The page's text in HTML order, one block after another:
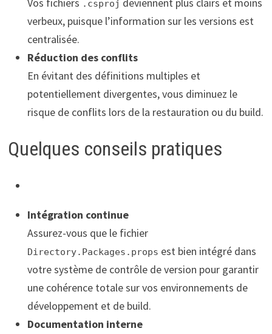
.csproj
verbeux, puisque l’information sur les versions est
centralisée.
Réduction des conflits
En évitant des définitions multiples et
potentiellement divergentes, vous diminuez le
risque de conflits lors de la restauration ou du build.
Quelques conseils pratiques
Intégration continue
Assurez-vous que le fichier
Directory.Packages.props est bien intégré dans
votre système de contrôle de version pour garantir
une cohérence totale sur vos environnements de
développement et de build.
Documentation interne